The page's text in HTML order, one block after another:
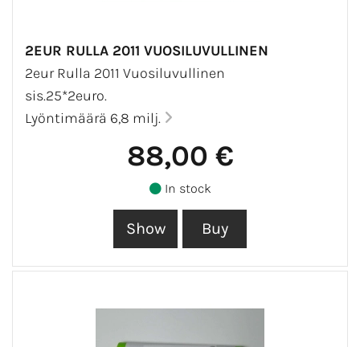
2EUR RULLA 2011 VUOSILUVULLINEN
2eur Rulla 2011 Vuosiluvullinen
sis.25*2euro.
Lyöntimäärä 6,8 milj.
88,00 €
In stock